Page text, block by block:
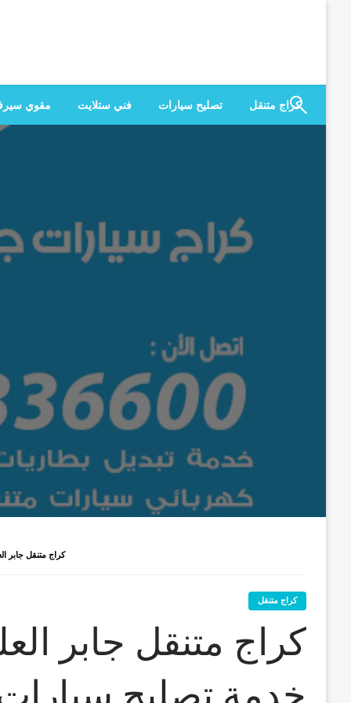
كراج متنقل تصليح سيارات فني ستلايت مقوي
كراج متنقل جابر العلي / 55773600‬ / خدمة تصليح
كراج متنقل